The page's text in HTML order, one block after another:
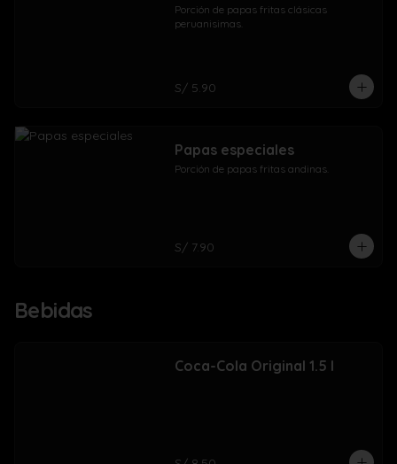
Porción de papas fritas clásicas
peruanisimas.
S/ 5.90
Papas especiales
Porción de papas fritas andinas.
S/ 7.90
Bebidas
Coca-Cola Original 1.5 l